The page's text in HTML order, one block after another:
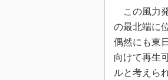
この風力
の最北端に
偶然にも東
向けて再生
ルと考えら